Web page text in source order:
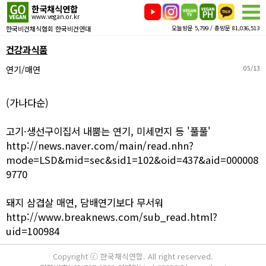
한국채식연합
www.vegan.or.kr
한국비건채식협회 한국비건연대 오늘방문 5,799 / 총방문 81,036,513
건강과식품
연기/매연 05/13
(가나다순)
고기·생선구이집서 내뿜는 연기, 미세먼지 등 '풀풀'
http://news.naver.com/main/read.nhn?
mode=LSD&mid=sec&sid1=102&oid=437&aid=000008
9770
돼지 삼겹살 매연, 담배연기보다 무서워
http://www.breaknews.com/sub_read.html?
uid=100984
Copyright ⓒ 한국채식연합. All right reserved.